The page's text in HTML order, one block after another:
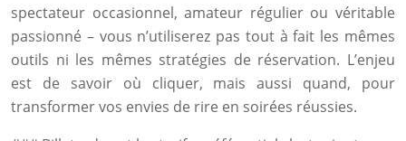
spectateur occasionnel, amateur régulier ou véritable
passionné – vous n’utiliserez pas tout à fait les mêmes
outils ni les mêmes stratégies de réservation. L’enjeu
est de savoir où cliquer, mais aussi quand, pour
transformer vos envies de rire en soirées réussies.